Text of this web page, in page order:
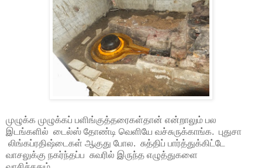
முழுக்க முழுக்கப் பளிங்குத்தரைகள்தான் என்றாலும் பல
இடங்களில் டைல்ஸ் தோண்டி வெளியே வச்சுருக்காங்க. புதுசா
லிங்கப்ரதிஷ்டைகள் ஆகுது போல. சுத்திப் பார்த்துக்கிட்டே
வாசலுக்கு நகர்ந்தப்ப சுவரில் இருந்த எழுத்துகளை